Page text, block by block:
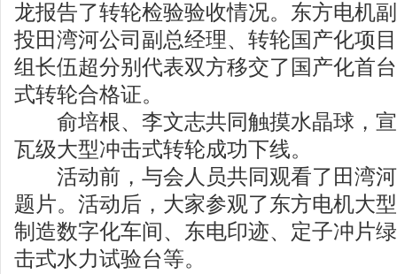
龙报告了转轮检验验收情况。东方电机
投田湾河公司副总经理、转轮国产化项
组长伍超分别代表双方移交了国产化首
式转轮合格证。
俞培根、李文志共同触摸水晶球，宣
瓦级大型冲击式转轮成功下线。
活动前，与会人员共同观看了田湾河
题片。活动后，大家参观了东方电机大
制造数字化车间、东电印迹、定子冲片
击式水力试验台等。